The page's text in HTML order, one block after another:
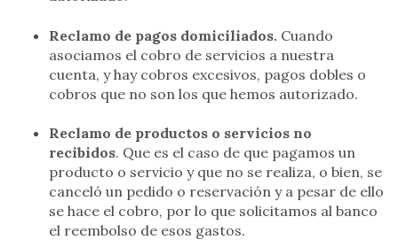
Reclamo de pagos domiciliados. Cuando
asociamos el cobro de servicios a nuestra
cuenta, y hay cobros excesivos, pagos dobles o
cobros que no son los que hemos autorizado.
Reclamo de productos o servicios no
recibidos. Que es el caso de que pagamos un
producto o servicio y que no se realiza, o bien, se
canceló un pedido o reservación y a pesar de ello
se hace el cobro, por lo que solicitamos al banco
el reembolso de esos gastos.